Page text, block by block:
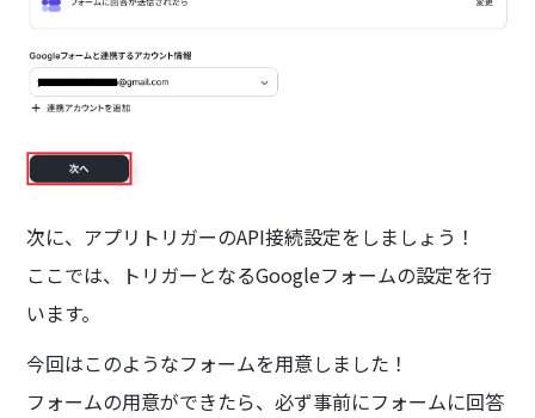
次に、アプリトリガーのAPI接続設定をしましょう！
ここでは、トリガーとなるGoogleフォームの設定を行
います。
今回はこのようなフォームを用意しました！
フォームの用意ができたら、必ず事前にフォームに回答